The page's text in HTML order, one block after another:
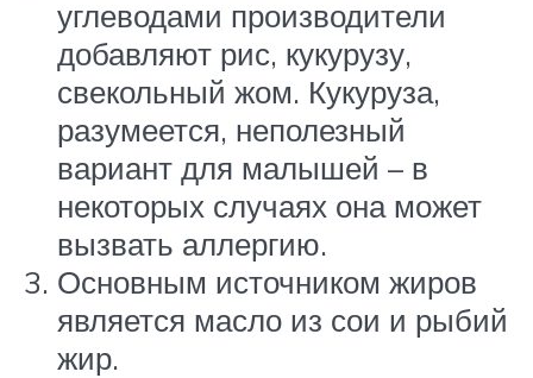
углеводами производители
добавляют рис, кукурузу,
свекольный жом. Кукуруза,
разумеется, неполезный
вариант для малышей – в
некоторых случаях она может
вызвать аллергию.
Основным источником жиров
является масло из сои и рыбий
жир.